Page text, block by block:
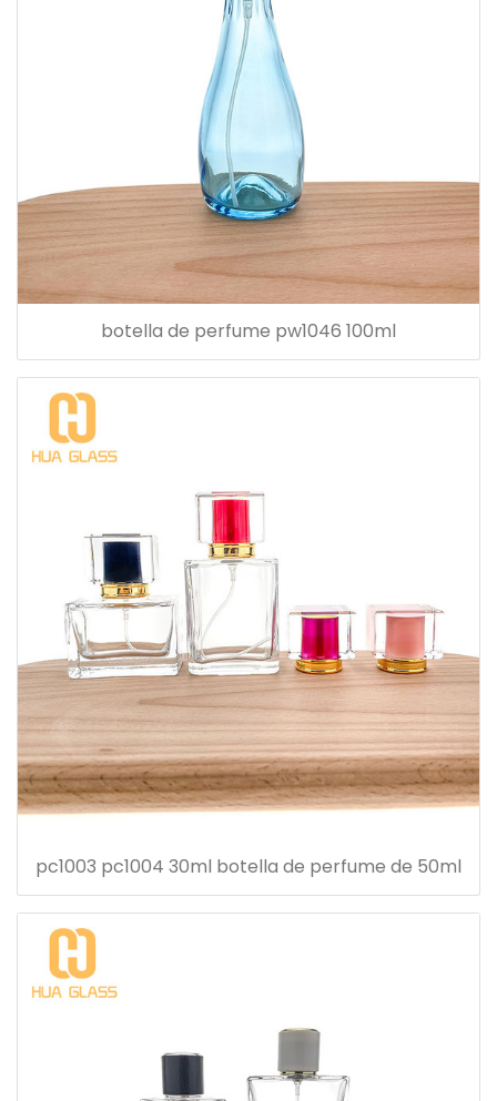
botella de perfume pw1046 100ml
pc1003 pc1004 30ml botella de perfume de 50ml